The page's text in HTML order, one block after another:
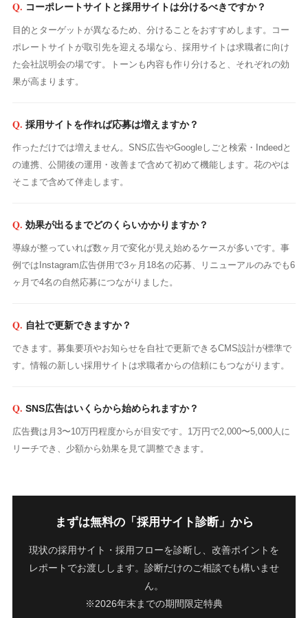
コーポレートサイトと採用サイトは分けるべきですか？
目的とターゲットが異なるため、分けることをおすすめします。コー
ポレートサイトが取引先を迎える場なら、採用サイトは求職者に向け
た会社説明会の場です。トーンも内容も作り分けると、それぞれの効
果が高まります。
採用サイトを作れば応募は増えますか？
作っただけでは増えません。SNS広告やGoogleしごと検索・Indeedと
の連携、公開後の運用・改善まで含めて初めて機能します。花のやは
そこまで含めて伴走します。
効果が出るまでどのくらいかかりますか？
導線が整っていれば数ヶ月で変化が見え始めるケースが多いです。事
例ではInstagram広告併用で3ヶ月18名の応募、リニューアルのみでも6
ヶ月で4名の自然応募につながりました。
自社で更新できますか？
できます。募集要項やお知らせを自社で更新できるCMS設計が標準で
す。情報の新しい採用サイトは求職者からの信頼にもつながります。
SNS広告はいくらから始められますか？
広告費は月3〜10万円程度からが目安です。1万円で2,000〜5,000人に
リーチでき、少額から効果を見て調整できます。
まずは無料の「採用サイト診断」から
現状の採用サイト・採用フローを診断し、改善ポイントを
レポートでお渡しします。診断だけのご相談でも構いませ
ん。
※2026年末までの期間限定特典